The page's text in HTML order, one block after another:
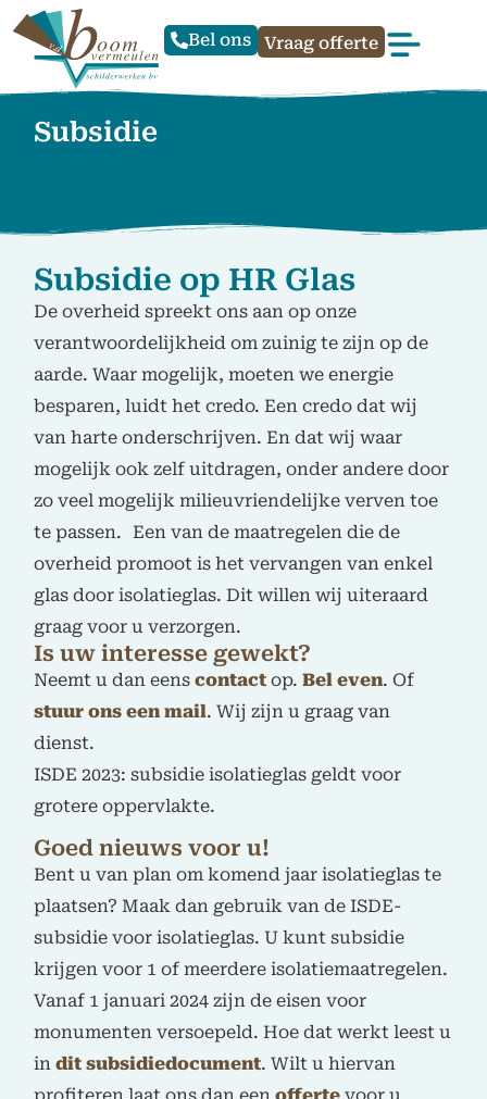
Bel ons Vraag offerte
Subsidie
Subsidie op HR Glas
De overheid spreekt ons aan op onze
verantwoordelijkheid om zuinig te zijn op de
aarde. Waar mogelijk, moeten we energie
besparen, luidt het credo. Een credo dat wij
van harte onderschrijven. En dat wij waar
mogelijk ook zelf uitdragen, onder andere door
zo veel mogelijk milieuvriendelijke verven toe
te passen. Een van de maatregelen die de
overheid promoot is het vervangen van enkel
glas door isolatieglas. Dit willen wij uiteraard
graag voor u verzorgen.
Is uw interesse gewekt?
Neemt u dan eenscontact op.Bel even. Of
stuur ons een mail. Wij zijn u graag van
dienst.
ISDE 2023: subsidie isolatieglas geldt voor
grotere oppervlakte.
Goed nieuws voor u!
Bent u van plan om komend jaar isolatieglas te
plaatsen? Maak dan gebruik van de ISDE-
subsidie voor isolatieglas. U kunt subsidie
krijgen voor 1 of meerdere isolatiemaatregelen.
Vanaf 1 januari 2024 zijn de eisen voor
monumenten versoepeld. Hoe dat werkt leest u
indit subsidiedocument. Wilt u hiervan